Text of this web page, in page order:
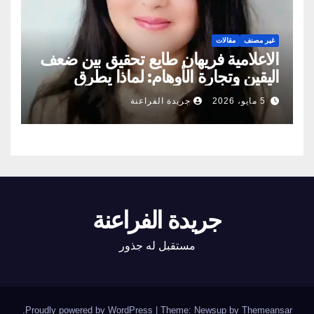
غير مصنف مقالات
الاعلامية فريهان طايع تحقيق بين ضعف
اليقين وتجارة الأوهام: لماذا يطرق
الناس أبواب المشعوذين
5 مايو، 2026 جريدة الفراعنة
جريدة الفراعنة
مستقبل له جذور
Proudly powered by WordPress Theme: Newsup by Themeansar